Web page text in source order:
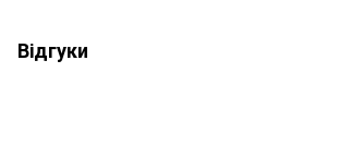
Відгуки